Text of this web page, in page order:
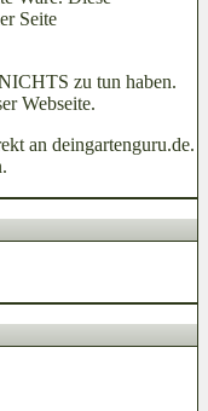
Seite
zu tun haben.
Webseite.
an deingartenguru.de.